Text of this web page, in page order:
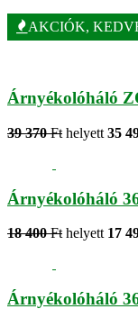
AKCIÓK,
Árnyékolóháló
39 370 Ft helyett 35
Árnyékolóháló
18 400 Ft helyett 17
Árnyékolóháló